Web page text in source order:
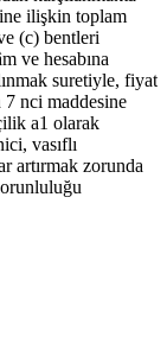
ilişkin toplam
(c) bentleri
ve hesabına
suretiyle, fiyat
7 nci maddesine
a1 olarak
vasıflı
artırmak zorunda